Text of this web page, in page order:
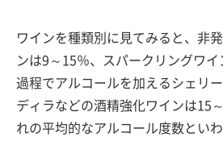
ワインを種類別に見てみると、非
ンは9～15％、スパークリングワ
過程でアルコールを加えるシェリ
ディラなどの酒精強化ワインは15
れの平均的なアルコール度数とい